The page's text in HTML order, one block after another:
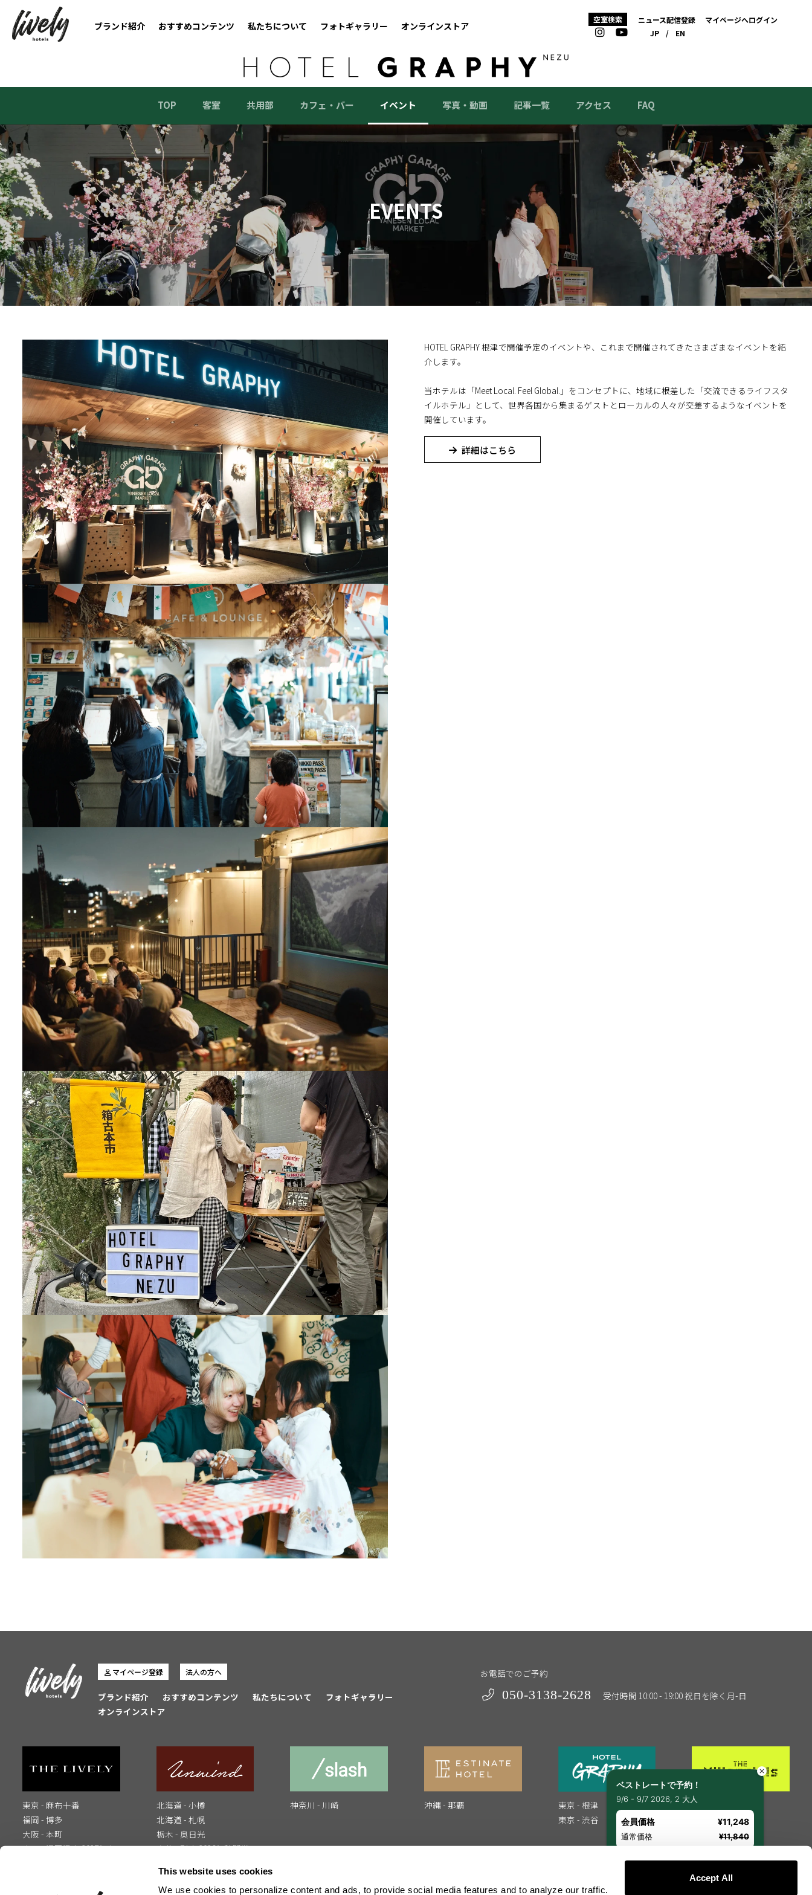
This website uses cookies
We use cookies to personalize content and ads, to provide social media features and to analyze our traffic.
Accept All
TOP 客室 共用部 カフェ・バー イベント 写真・動画 記事一覧 アクセス FAQ
ブランド紹介 おすすめコンテンツ 私たちについて フォトギャラリー オンラインストア
空室検索 ニュース配信登録
マイページへログイン
JP
/ EN
EVENTS
HOTEL GRAPHY 根津で開催予定のイベントや、これまで開催されてきたさまざまなイベントを紹
介します。
当ホテルは「Meet Local. Feel Global.」をコンセプトに、地域に根差した「交流できるライフスタ
イルホテル」として、世界各国から集まるゲストとローカルの人々が交差するようなイベントを
開催しています。
詳細はこちら
マイページ登録 法人の方へ
ブランド紹介 おすすめコンテンツ 私たちについて
フォトギャラリー
オンラインストア
お電話でのご予約
050-3138-2628 受付時間 10:00 - 19:00 祝日を除く月-日
東京 - 麻布十番
福岡 - 博多
大阪 - 本町
山口 - 湯田温泉 2027年春
北海道 - 小樽
北海道 - 札幌
栃木 - 奥日光
大分 - 別府 2026年秋開業
神奈川 - 川崎 沖縄 - 那覇
東京 - 根津
東京 - 渋谷
東京 - 渋谷
京都 - 河原町
福岡 - 博多
お問い合わせ メディアの方へ インフルエンサーの方へ 採用情報 運営会社 プライバシーポリシー 特定商取引法に基づく表記
ベストレートで予約！
9/6 - 9/7 2026, 2 大人
会員価格 ¥11,248
通常価格 ¥11,840